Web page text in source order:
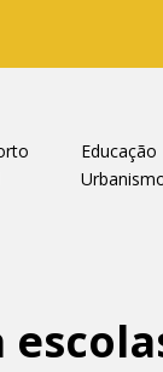
Educação